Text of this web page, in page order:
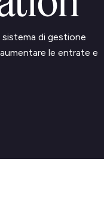
di gestione
le entrate e